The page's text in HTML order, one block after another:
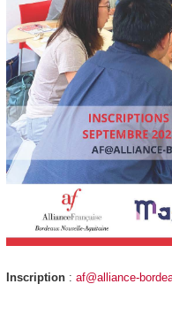
Inscription : af@alliance-